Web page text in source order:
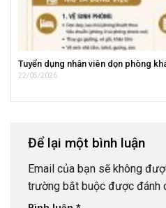
Tuyển dụng nhân viên dọn phòng
22/05/2026
Để lại một bình luận
Email của bạn sẽ không
trường bắt buộc được đánh